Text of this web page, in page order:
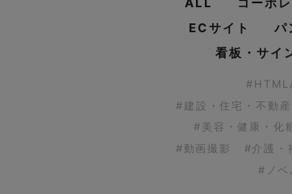
ECサイト
パ
看板・サイ
#建設・住宅・不動
#美容・健康・化
#動画撮影
#介護・
#ノベ